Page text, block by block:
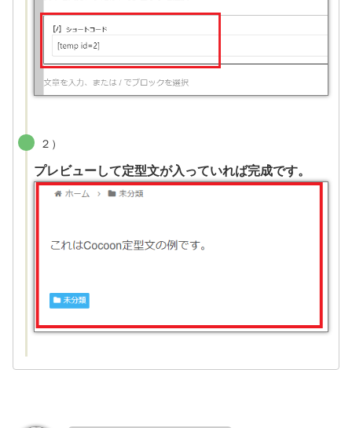
２）
プレビューして定型文が入っていれば完成です。